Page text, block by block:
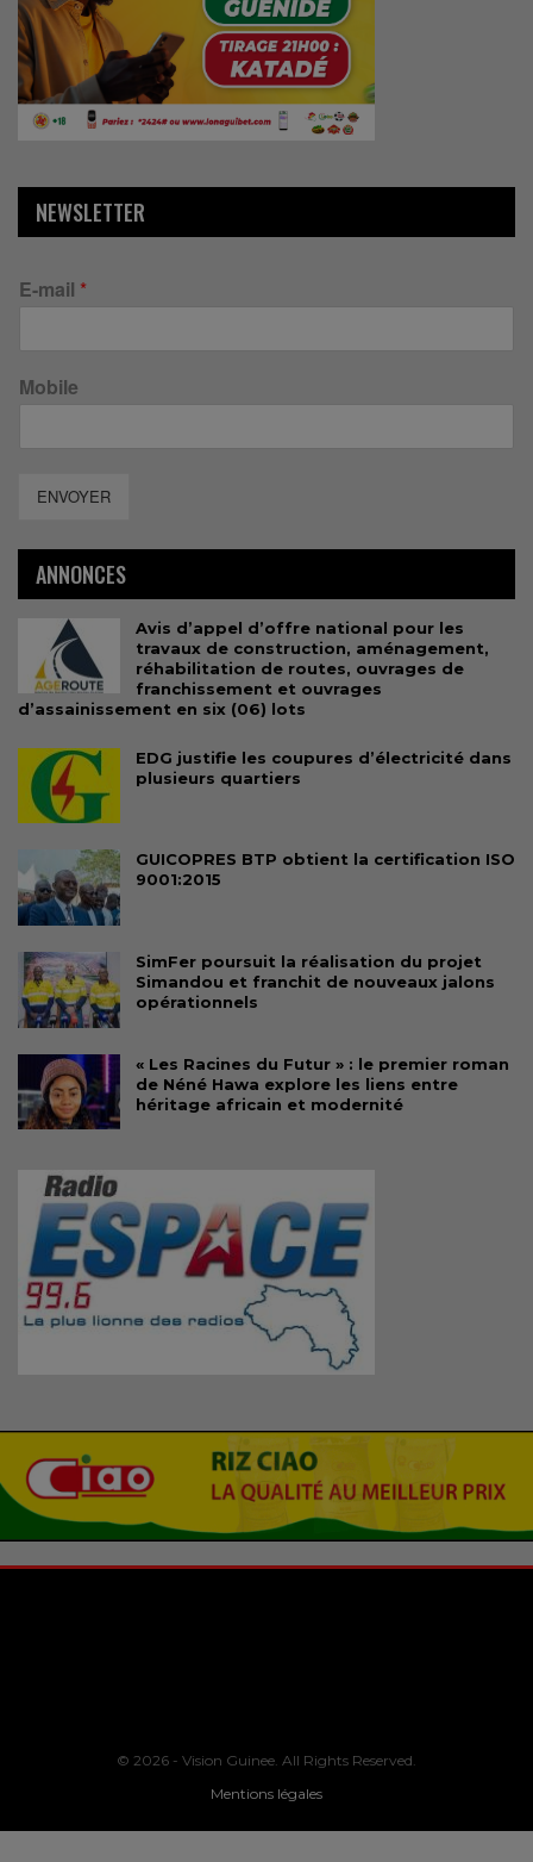
NEWSLETTER
E-mail *
Mobile
ENVOYER
ANNONCES
Avis d’appel d’offre national pour les
travaux de construction, aménagement,
réhabilitation de routes, ouvrages de
franchissement et ouvrages
d’assainissement en six (06) lots
EDG justifie les coupures d’électricité dans
plusieurs quartiers
GUICOPRES BTP obtient la certification ISO
9001:2015
SimFer poursuit la réalisation du projet
Simandou et franchit de nouveaux jalons
opérationnels
« Les Racines du Futur » : le premier roman
de Néné Hawa explore les liens entre
héritage africain et modernité
© 2026 - Vision Guinee. All Rights Reserved.
Mentions légales